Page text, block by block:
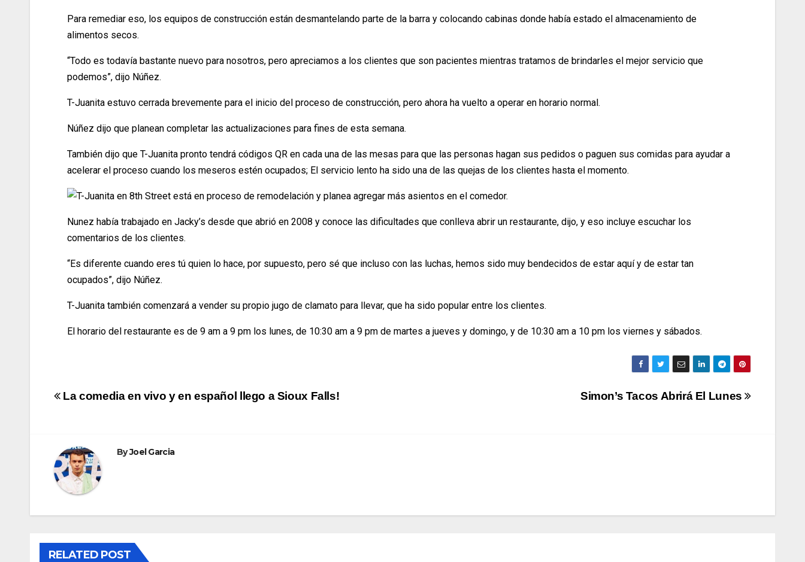
Para remediar eso, los equipos de construcción están desmantelando parte de la barra y colocando cabinas donde había estado el almacenamiento de
alimentos secos.
“Todo es todavía bastante nuevo para nosotros, pero apreciamos a los clientes que son pacientes mientras tratamos de brindarles el mejor servicio que
podemos”, dijo Núñez.
T-Juanita estuvo cerrada brevemente para el inicio del proceso de construcción, pero ahora ha vuelto a operar en horario normal.
Núñez dijo que planean completar las actualizaciones para fines de esta semana.
También dijo que T-Juanita pronto tendrá códigos QR en cada una de las mesas para que las personas hagan sus pedidos o paguen sus comidas para ayudar a
acelerar el proceso cuando los meseros estén ocupados; El servicio lento ha sido una de las quejas de los clientes hasta el momento.
Nunez había trabajado en Jacky’s desde que abrió en 2008 y conoce las dificultades que conlleva abrir un restaurante, dijo, y eso incluye escuchar los
comentarios de los clientes.
“Es diferente cuando eres tú quien lo hace, por supuesto, pero sé que incluso con las luchas, hemos sido muy bendecidos de estar aquí y de estar tan
ocupados”, dijo Núñez.
T-Juanita también comenzará a vender su propio jugo de clamato para llevar, que ha sido popular entre los clientes.
El horario del restaurante es de 9 am a 9 pm los lunes, de 10:30 am a 9 pm de martes a jueves y domingo, y de 10:30 am a 10 pm los viernes y sábados.
Simon’s Tacos Abrirá El Lunes
La comedia en vivo y en español llego a Sioux Falls!
ByJoel Garcia
RELATED POST